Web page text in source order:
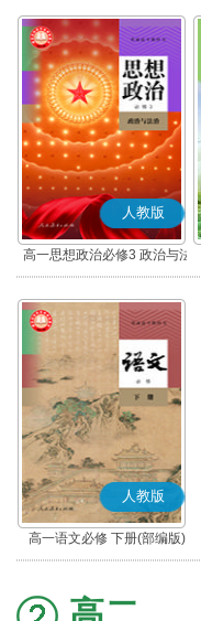
人教版
高一思想政治必修3 政治与法
治(部编版)
人教版
高一语文必修 下册(部编版)